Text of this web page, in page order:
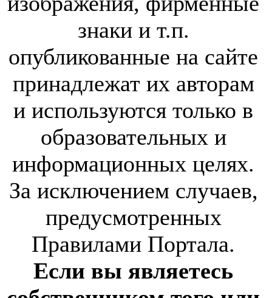
знаки и т.п.
опубликованные на сайте
принадлежат их авторам
и используются только в
образовательных и
информационных целях.
За исключением случаев,
предусмотренных
Правилами Портала.
Если вы являетесь